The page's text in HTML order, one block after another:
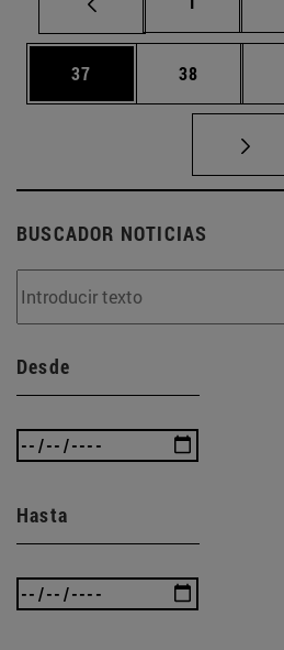
Página
37 Página
38
BUSCADOR NOTICIAS
Desde
Hasta